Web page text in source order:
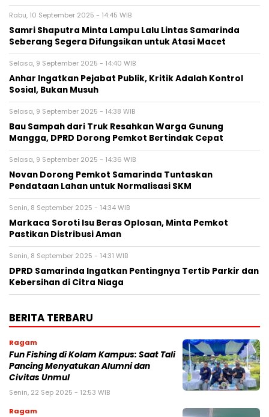
Rabu, 10 September 2025 - 14:45 WIB
Samri Shaputra Minta Lampu Lalu Lintas Samarinda
Seberang Segera Difungsikan untuk Atasi Macet
Selasa, 9 September 2025 - 14:40 WIB
Anhar Ingatkan Pejabat Publik, Kritik Adalah Kontrol
Sosial, Bukan Musuh
Selasa, 9 September 2025 - 14:38 WIB
Bau Sampah dari Truk Resahkan Warga Gunung
Mangga, DPRD Dorong Pemkot Bertindak Cepat
Selasa, 9 September 2025 - 14:36 WIB
Novan Dorong Pemkot Samarinda Tuntaskan
Pendataan Lahan untuk Normalisasi SKM
Senin, 8 September 2025 - 14:34 WIB
Markaca Soroti Isu Beras Oplosan, Minta Pemkot
Pastikan Distribusi Aman
Senin, 8 September 2025 - 14:31 WIB
DPRD Samarinda Ingatkan Pentingnya Tertib Parkir dan
Kebersihan di Citra Niaga
BERITA TERBARU
Ragam
Fun Fishing di Kolam Kampus: Saat Tali
Pancing Menyatukan Alumni dan
Civitas Unmul
Senin, 22 Sep 2025 - 12:53 WIB
Ragam